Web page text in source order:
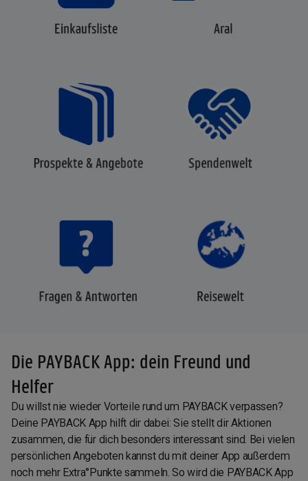
Die PAYBACK App: dein Freund und
Helfer
Du willst nie wieder Vorteile rund um PAYBACK verpassen?
Deine PAYBACK App hilft dir dabei: Sie stellt dir Aktionen
zusammen, die für dich besonders interessant sind. Bei vielen
persönlichen Angeboten kannst du mit deiner App außerdem
noch mehr Extra°Punkte sammeln. So wird die PAYBACK App